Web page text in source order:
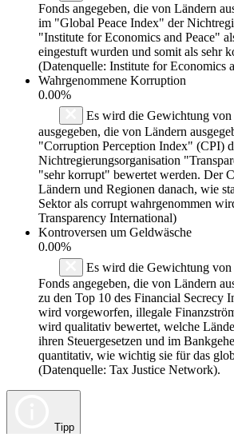
Fonds angegeben, die von Ländern
im "Global Peace Index" der
"Institute for Economics and Peace"
eingestuft wurden und somit als sehr
(Datenquelle: Institute for Economics
Wahrgenommene Korruption
0.00%
Es wird die Gewichtung von
ausgegeben, die von Ländern
"Corruption Perception Index" (CPI)
Nichtregierungsorganisation
"sehr korrupt" bewertet werden. Der
Ländern und Regionen danach, wie
Sektor als corrupt wahrgenommen
Transparency International)
Kontroversen um Geldwäsche
0.00%
Es wird die Gewichtung von
Fonds angegeben, die von Ländern
zu den Top 10 des Financial Secrecy
wird vorgeworfen, illegale
wird qualitativ bewertet, welche
ihren Steuergesetzen und im
quantitativ, wie wichtig sie für das
(Datenquelle: Tax Justice Network).
Tipp